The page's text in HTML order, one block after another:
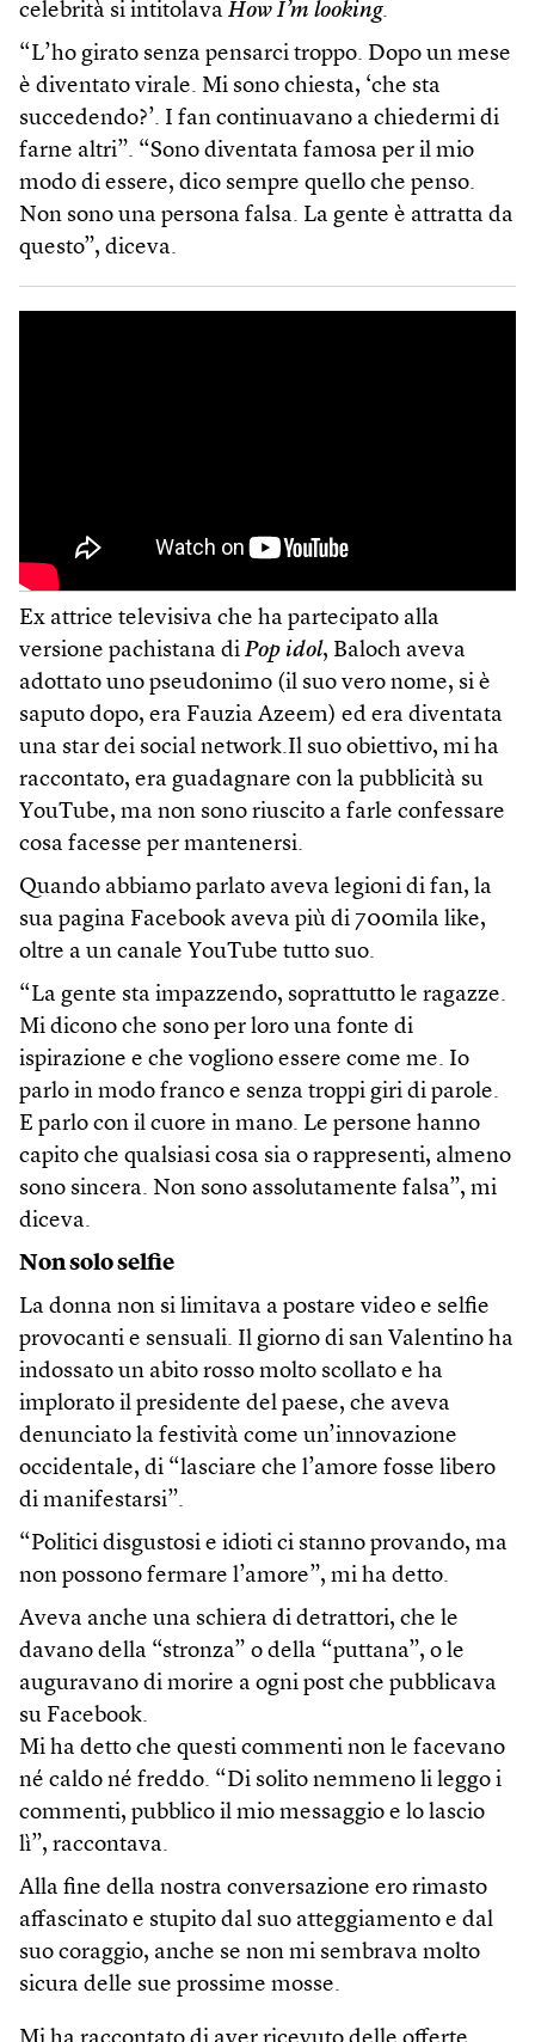
celebrità si intitolava How I’m looking.
“L’ho girato senza pensarci troppo. Dopo un mese
è diventato virale. Mi sono chiesta, ‘che sta
succedendo?’. I fan continuavano a chiedermi di
farne altri”. “Sono diventata famosa per il mio
modo di essere, dico sempre quello che penso.
Non sono una persona falsa. La gente è attratta da
questo”, diceva.
Ex attrice televisiva che ha partecipato alla
versione pachistana di Pop idol, Baloch aveva
adottato uno pseudonimo (il suo vero nome, si è
saputo dopo, era Fauzia Azeem) ed era diventata
una star dei social network.Il suo obiettivo, mi ha
raccontato, era guadagnare con la pubblicità su
YouTube, ma non sono riuscito a farle confessare
cosa facesse per mantenersi.
Quando abbiamo parlato aveva legioni di fan, la
sua pagina Facebook aveva più di 700mila like,
oltre a un canale YouTube tutto suo.
“La gente sta impazzendo, soprattutto le ragazze.
Mi dicono che sono per loro una fonte di
ispirazione e che vogliono essere come me. Io
parlo in modo franco e senza troppi giri di parole.
E parlo con il cuore in mano. Le persone hanno
capito che qualsiasi cosa sia o rappresenti, almeno
sono sincera. Non sono assolutamente falsa”, mi
diceva.
Non solo selfie
La donna non si limitava a postare video e selfie
provocanti e sensuali. Il giorno di san Valentino ha
indossato un abito rosso molto scollato e ha
implorato il presidente del paese, che aveva
denunciato la festività come un’innovazione
occidentale, di “lasciare che l’amore fosse libero
di manifestarsi”.
“Politici disgustosi e idioti ci stanno provando, ma
non possono fermare l’amore”, mi ha detto.
Aveva anche una schiera di detrattori, che le
davano della “stronza” o della “puttana”, o le
auguravano di morire a ogni post che pubblicava
su Facebook.
Mi ha detto che questi commenti non le facevano
né caldo né freddo. “Di solito nemmeno li leggo i
commenti, pubblico il mio messaggio e lo lascio
lì”, raccontava.
Alla fine della nostra conversazione ero rimasto
affascinato e stupito dal suo atteggiamento e dal
suo coraggio, anche se non mi sembrava molto
sicura delle sue prossime mosse.